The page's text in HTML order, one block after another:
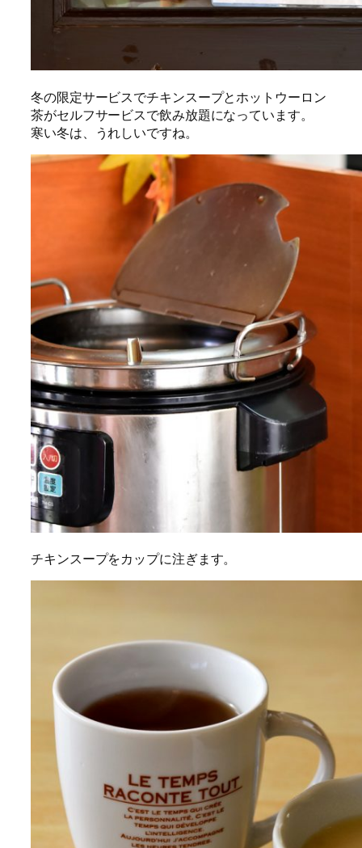
冬の限定サービスでチキンスープとホットウーロン
茶がセルフサービスで飲み放題になっています。
寒い冬は、うれしいですね。
チキンスープをカップに注ぎます。